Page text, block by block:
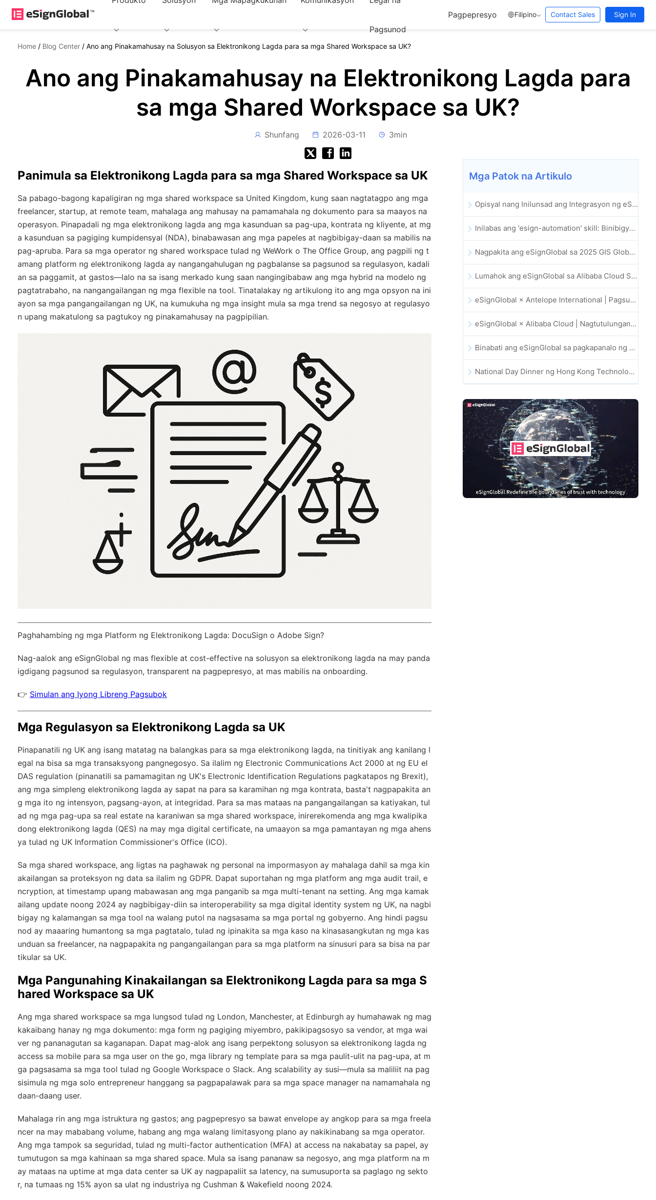
Pagsunod
Pagpepresyo Filipino Contact Sales Sign In
Home / Blog Center / Ano ang Pinakamahusay na Solusyon sa Elektronikong Lagda para sa mga Shared Workspace sa UK?
Ano ang Pinakamahusay na Elektronikong Lagda para
sa mga Shared Workspace sa UK?
Shunfang 2026-03-11 3min
Panimula sa Elektronikong Lagda para sa mga Shared Workspace sa UK
Sa pabago-bagong kapaligiran ng mga shared workspace sa United Kingdom, kung saan nagtatagpo ang mga
freelancer, startup, at remote team, mahalaga ang mahusay na pamamahala ng dokumento para sa maayos na
operasyon. Pinapadali ng mga elektronikong lagda ang mga kasunduan sa pag-upa, kontrata ng kliyente, at mg
a kasunduan sa pagiging kumpidensyal (NDA), binabawasan ang mga papeles at nagbibigay-daan sa mabilis na
pag-apruba. Para sa mga operator ng shared workspace tulad ng WeWork o The Office Group, ang pagpili ng t
amang platform ng elektronikong lagda ay nangangahulugan ng pagbalanse sa pagsunod sa regulasyon, kadali
an sa paggamit, at gastos—lalo na sa isang merkado kung saan nangingibabaw ang mga hybrid na modelo ng
pagtatrabaho, na nangangailangan ng mga flexible na tool. Tinatalakay ng artikulong ito ang mga opsyon na ini
ayon sa mga pangangailangan ng UK, na kumukuha ng mga insight mula sa mga trend sa negosyo at regulasyo
n upang makatulong sa pagtukoy ng pinakamahusay na pagpipilian.
Paghahambing ng mga Platform ng Elektronikong Lagda: DocuSign o Adobe Sign?
Nag-aalok ang eSignGlobal ng mas flexible at cost-effective na solusyon sa elektronikong lagda na may panda
igdigang pagsunod sa regulasyon, transparent na pagpepresyo, at mas mabilis na onboarding.
👉 Simulan ang Iyong Libreng Pagsubok
Mga Regulasyon sa Elektronikong Lagda sa UK
Pinapanatili ng UK ang isang matatag na balangkas para sa mga elektronikong lagda, na tinitiyak ang kanilang l
egal na bisa sa mga transaksyong pangnegosyo. Sa ilalim ng Electronic Communications Act 2000 at ng EU eI
DAS regulation (pinanatili sa pamamagitan ng UK's Electronic Identification Regulations pagkatapos ng Brexit),
ang mga simpleng elektronikong lagda ay sapat na para sa karamihan ng mga kontrata, basta't nagpapakita an
g mga ito ng intensyon, pagsang-ayon, at integridad. Para sa mas mataas na pangangailangan sa katiyakan, tul
ad ng mga pag-upa sa real estate na karaniwan sa mga shared workspace, inirerekomenda ang mga kwalipika
dong elektronikong lagda (QES) na may mga digital certificate, na umaayon sa mga pamantayan ng mga ahens
ya tulad ng UK Information Commissioner's Office (ICO).
Sa mga shared workspace, ang ligtas na paghawak ng personal na impormasyon ay mahalaga dahil sa mga kin
akailangan sa proteksyon ng data sa ilalim ng GDPR. Dapat suportahan ng mga platform ang mga audit trail, e
ncryption, at timestamp upang mabawasan ang mga panganib sa mga multi-tenant na setting. Ang mga kamak
ailang update noong 2024 ay nagbibigay-diin sa interoperability sa mga digital identity system ng UK, na nagbi
bigay ng kalamangan sa mga tool na walang putol na nagsasama sa mga portal ng gobyerno. Ang hindi pagsu
nod ay maaaring humantong sa mga pagtatalo, tulad ng ipinakita sa mga kaso na kinasasangkutan ng mga kas
unduan sa freelancer, na nagpapakita ng pangangailangan para sa mga platform na sinusuri para sa bisa na par
tikular sa UK.
Mga Pangunahing Kinakailangan sa Elektronikong Lagda para sa mga S
hared Workspace sa UK
Ang mga shared workspace sa mga lungsod tulad ng London, Manchester, at Edinburgh ay humahawak ng mag
kakaibang hanay ng mga dokumento: mga form ng pagiging miyembro, pakikipagsosyo sa vendor, at mga wai
ver ng pananagutan sa kaganapan. Dapat mag-alok ang isang perpektong solusyon sa elektronikong lagda ng
access sa mobile para sa mga user on the go, mga library ng template para sa mga paulit-ulit na pag-upa, at m
ga pagsasama sa mga tool tulad ng Google Workspace o Slack. Ang scalability ay susi—mula sa maliliit na pag
sisimula ng mga solo entrepreneur hanggang sa pagpapalawak para sa mga space manager na namamahala ng
daan-daang user.
Mahalaga rin ang mga istruktura ng gastos; ang pagpepresyo sa bawat envelope ay angkop para sa mga freela
ncer na may mababang volume, habang ang mga walang limitasyong plano ay nakikinabang sa mga operator.
Ang mga tampok sa seguridad, tulad ng multi-factor authentication (MFA) at access na nakabatay sa papel, ay
tumutugon sa mga kahinaan sa mga shared space. Mula sa isang pananaw sa negosyo, ang mga platform na m
ay mataas na uptime at mga data center sa UK ay nagpapaliit sa latency, na sumusuporta sa paglago ng sekto
r, na tumaas ng 15% ayon sa ulat ng industriya ng Cushman & Wakefield noong 2024.
Mga Patok na Artikulo
Opisyal nang Inilunsad ang Integrasyon ng eSignGlobal sa Lark Multi-dimensional Table: Buong Awtomatiko ang Pagpirma at Pag-archive ng Elektronikong Kontrata
Inilabas ang 'esign-automation' skill: Binibigyan ng eSignGlobal ang OpenClaw ng mga awtomatikong e-signature
Nagpakita ang eSignGlobal sa 2025 GIS Global Innovation Exhibition
Lumahok ang eSignGlobal sa Alibaba Cloud Summit 2025 Hong Kong, na nagsusulong ng AI-driven na cloud innovation at digital trust
eSignGlobal × Antelope International | Pagsusulong ng ligtas at AI-driven na digital workflows
eSignGlobal × Alibaba Cloud | Nagtutulungan upang palakasin ang pandaigdigang digital trust para sa fintech
Binabati ang eSignGlobal sa pagkapanalo ng 2025 CAHK STAR Award
National Day Dinner ng Hong Kong Technology and Innovation Community